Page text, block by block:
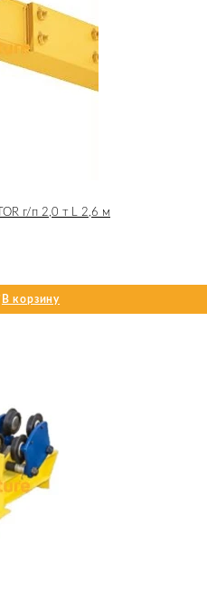
г/п 2,0 т L 2,6 м
В корзину